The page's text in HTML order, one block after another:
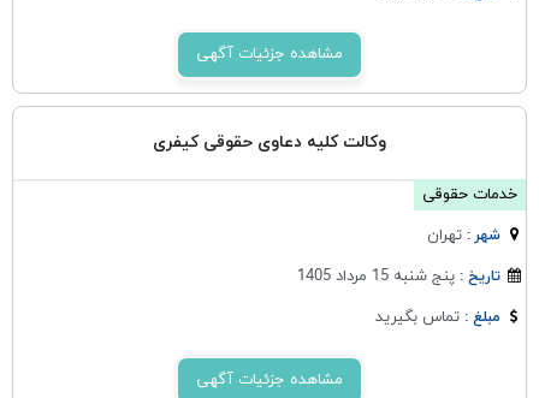
مشاهده جزئیات آگهی
وکالت کلیه دعاوی حقوقی کیفری
خدمات حقوقی
شهر :تهران
تاریخ :پنج شنبه 15 مرداد 1405
مبلغ :تماس بگیرید
مشاهده جزئیات آگهی